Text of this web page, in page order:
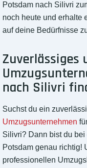
Potsdam nach Silivri
noch heute und erhalte
auf deine Bedürfnisse
Zuverlässiges
nach Silivri
Suchst du ein
Umzugsunternehmen
Silivri? Dann bist du
Potsdam genau richtig!
professionellen